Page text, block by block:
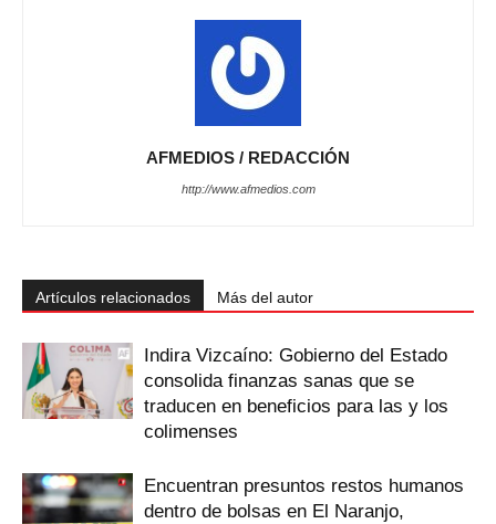
AFMEDIOS / REDACCIÓN
http://www.afmedios.com
Artículos relacionados Más del autor
Indira Vizcaíno: Gobierno del Estado
consolida finanzas sanas que se
traducen en beneficios para las y los
colimenses
Encuentran presuntos restos humanos
dentro de bolsas en El Naranjo,